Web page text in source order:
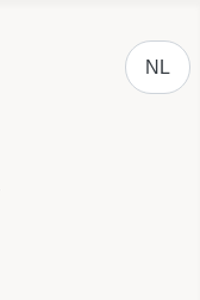
NL